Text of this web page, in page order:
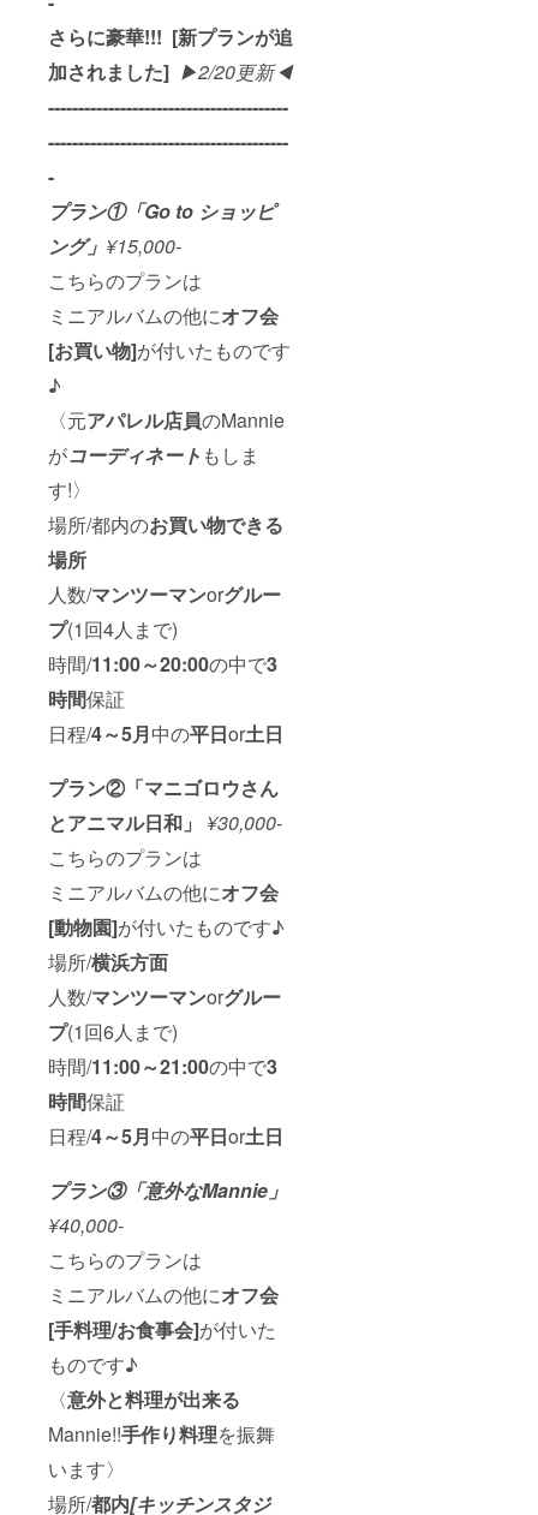
さらに豪華!!! [新プランが追
加されました] ▶︎2/20更新◀︎
----------------------------------------
----------------------------------------
-
プラン①「Go to ショッピ
ング」 ¥15,000-
こちらのプランは
ミニアルバムの他にオフ会
[お買い物]が付いたものです
♪
〈元アパレル店員のMannie
がコーディネート もしま
す!〉
場所/都内のお買い物できる
場所
人数/マンツーマンorグルー
プ(1回4人まで)
時間/11:00～20:00の中で3
時間保証
日程/4～5月中の平日or土日
プラン②「マニゴロウさん
とアニマル日和」
¥30,000-
こちらのプランは
ミニアルバムの他にオフ会
[動物園]が付いたものです♪
場所/横浜方面
人数/マンツーマンorグルー
プ(1回6人まで)
時間/11:00～21:00の中で3
時間保証
日程/4～5月中の平日or土日
プラン③「意外なMannie」
¥40,000-
こちらのプランは
ミニアルバムの他にオフ会
[手料理/お食事会]が付いた
ものです♪
〈意外と料理が出来る
Mannie!!手作り料理を振舞
います〉
場所/都内[キッチンスタジ